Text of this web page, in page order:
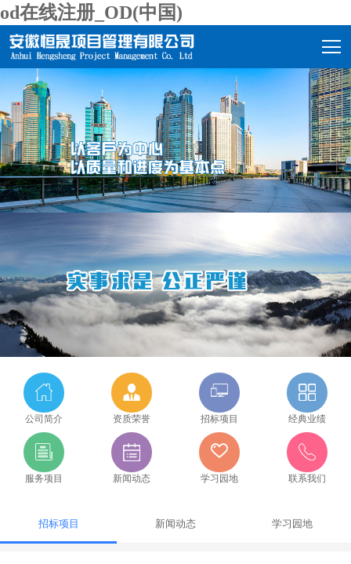
od在线注册_OD(中国)
公司简介 资质荣誉 招标项目 经典业绩
服务项目 新闻动态 学习园地 联系我们
招标项目 新闻动态 学习园地